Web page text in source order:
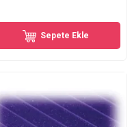
Sepete Ekle